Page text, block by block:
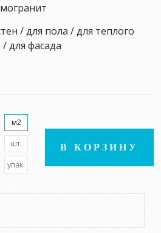
/ для пола / для теплого
/ для фасада
м2
шт.
упак.
В КОРЗИНУ